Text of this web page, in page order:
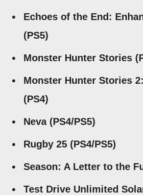
Echoes of the End:
(PS5)
Monster Hunter Stories
Monster Hunter Stories
(PS4)
Neva (PS4/PS5)
Rugby 25 (PS4/PS5)
Season: A Letter to the
Test Drive Unlimited